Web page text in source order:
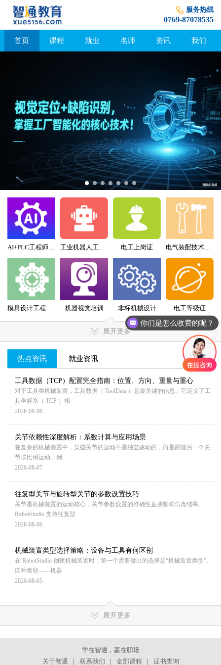
服务热线
0769-87078535
首页 课程 就业 名师 资讯 我们
AI+PLC工程师实战班 工业机器人工程师班 电工上岗证 电气装配技术员（配盘）特训班
机器视觉培训 非标机械设计 电工等级证
展开更多
MORE+
热点资讯 就业资讯
工具数据（TCP）配置完全指南：位置、方向、重量与重心
对于工具类机械装置，工具数据（ ToolData ）是最关键的信息。它定义了工
具坐标系（ TCP ）相
2026-08-08
关节依赖性深度解析：系数计算与应用场景
在复杂的机械装置中，某些关节的运动不是独立驱动的，而是跟随另一个关
节按比例运动。例
2026-08-07
往复型关节与旋转型关节的参数设置技巧
关节是机械装置的运动核心，关节参数设置的准确性直接影响仿真结果。
RobotStudio 支持往复型
2026-08-06
机械装置类型选择策略：设备与工具有何区别
在 RobotStudio 创建机械装置时，第一个需要做出的选择是“机械装置类型”。
四种类型——机器
2026-08-05
展开更多
学在智通，赢在职场
关于智通
｜ 联系我们 ｜ 全部课程 ｜ 证书查询
你们是怎么收费的呢？